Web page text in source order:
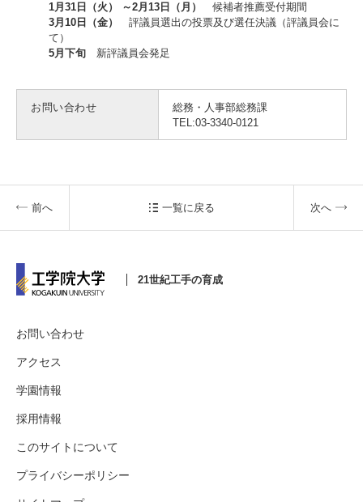
1. Action！x 工学院大学
2. 工学院大学ヒストリー
3. #KUTE VOICE エンジニアリーダーたちの声
4. 航空理工学専攻特設サイト
1月31日（火） ～2月13日（月）
候補者推薦受付期間
3月10日（金）
評議員選出の投票及び選任決議（評議員会に
て）
5月下旬 新評議員会発足
お問い合わせ
総務・人事部総務課
TEL:03-3340-0121
前へ 一覧に戻る 次へ
21世紀工手の育成
お問い合わせ
アクセス
学園情報
採用情報
このサイトについて
プライバシーポリシー